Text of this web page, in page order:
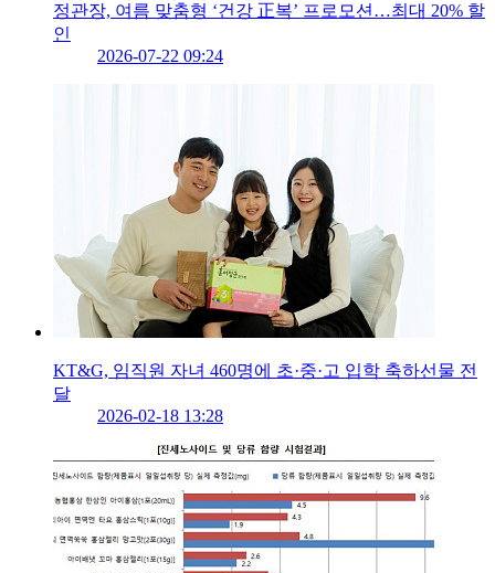
정관장, 여름 맞춤형 ‘건강 正복’ 프로모션…최대 20% 할
인
2026-07-22 09:24
KT&G, 임직원 자녀 460명에 초·중·고 입학 축하선물 전
달
2026-02-18 13:28